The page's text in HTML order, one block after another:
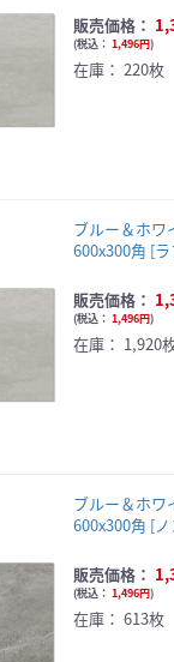
販売価格：
(税込： 1,496円)
在庫： 220枚
ブルー＆ホ
600x300角 [
販売価格：
(税込： 1,496円)
在庫： 1,920
ブルー＆ホ
600x300角 [
販売価格：
(税込： 1,496円)
在庫： 613枚